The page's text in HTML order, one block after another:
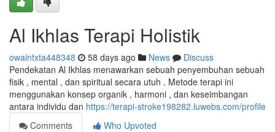
Al Ikhlas Terapi Holistik
owaintxta448348 58 days ago News
Discuss
Pendekatan Al Ikhlas menawarkan sebuah penyembuhan sebuah
fisik , mental , dan spiritual secara utuh . Metode terapi ini
menggunakan konsep organik , harmoni , dan keseimbangan
antara individu dan https://terapi-stroke198282.luwebs.com/profile
Comments
Who Upvoted